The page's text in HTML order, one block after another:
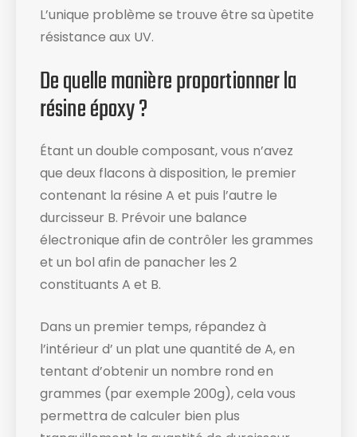
L’unique problème se trouve être sa ùpetite
résistance aux UV.
De quelle manière proportionner la
résine époxy ?
Étant un double composant, vous n’avez
que deux flacons à disposition, le premier
contenant la résine A et puis l’autre le
durcisseur B. Prévoir une balance
électronique afin de contrôler les grammes
et un bol afin de panacher les 2
constituants A et B.
Dans un premier temps, répandez à
l’intérieur d’ un plat une quantité de A, en
tentant d’obtenir un nombre rond en
grammes (par exemple 200g), cela vous
permettra de calculer bien plus